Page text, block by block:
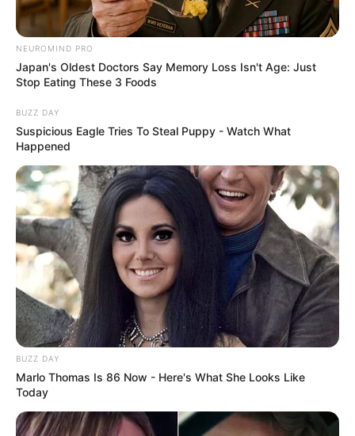
Dimasak yang Bikin Kamu
Nggak Selera
10 Pose Manekin Anti
Mainstream yang Konyol
Banget
NEUROMIND PRO
Japan's Oldest Doctors Say Memory Loss Isn't Age: Just
Stop Eating These 3 Foods
BUZZ DAY
Suspicious Eagle Tries To Steal Puppy - Watch What
Happened
BUZZ DAY
Marlo Thomas Is 86 Now - Here's What She Looks Like
Today